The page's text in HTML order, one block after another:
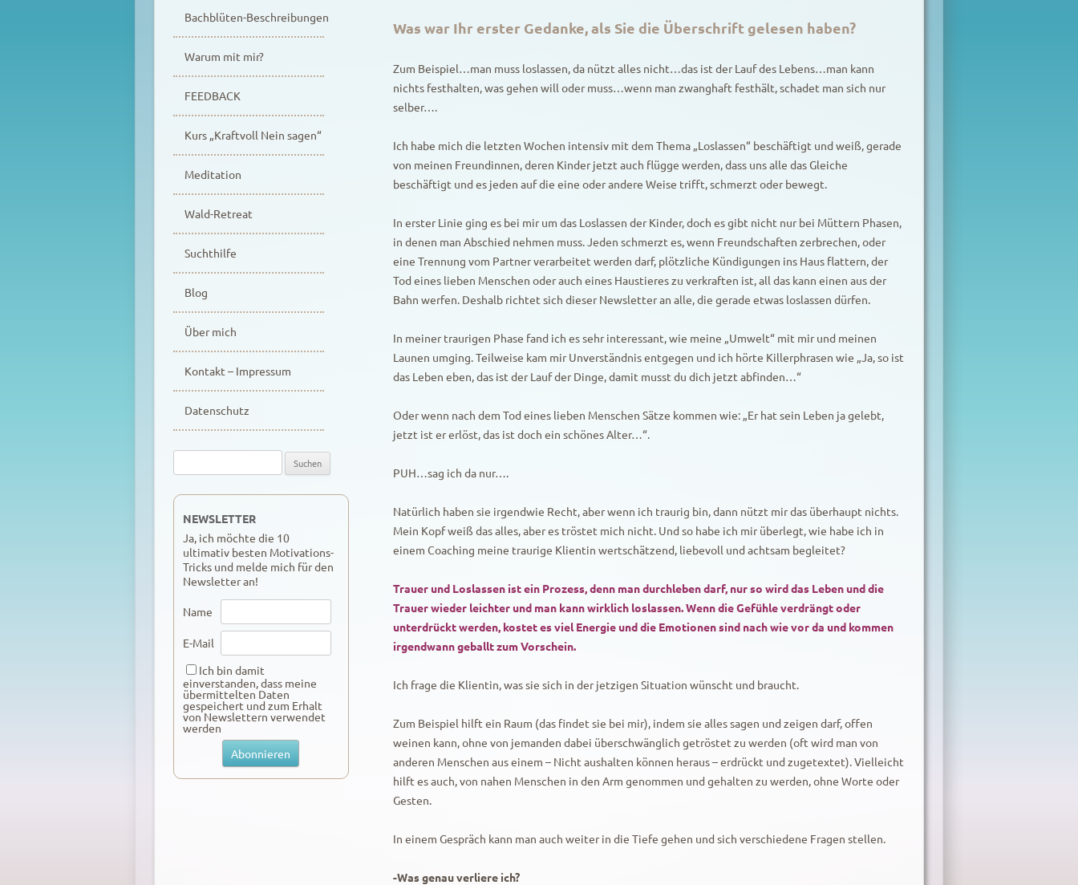
Was war Ihr erster Gedanke, als Sie die Überschrift gelesen haben?
Zum Beispiel…man muss loslassen, da nützt alles nicht…das ist der Lauf des Lebens…man kann
nichts festhalten, was gehen will oder muss…wenn man zwanghaft festhält, schadet man sich nur
selber….
Ich habe mich die letzten Wochen intensiv mit dem Thema „Loslassen“ beschäftigt und weiß, gerade
von meinen Freundinnen, deren Kinder jetzt auch flügge werden, dass uns alle das Gleiche
beschäftigt und es jeden auf die eine oder andere Weise trifft, schmerzt oder bewegt.
In erster Linie ging es bei mir um das Loslassen der Kinder, doch es gibt nicht nur bei Müttern Phasen,
in denen man Abschied nehmen muss. Jeden schmerzt es, wenn Freundschaften zerbrechen, oder
eine Trennung vom Partner verarbeitet werden darf, plötzliche Kündigungen ins Haus flattern, der
Tod eines lieben Menschen oder auch eines Haustieres zu verkraften ist, all das kann einen aus der
Bahn werfen. Deshalb richtet sich dieser Newsletter an alle, die gerade etwas loslassen dürfen.
In meiner traurigen Phase fand ich es sehr interessant, wie meine „Umwelt“ mit mir und meinen
Launen umging. Teilweise kam mir Unverständnis entgegen und ich hörte Killerphrasen wie „Ja, so ist
das Leben eben, das ist der Lauf der Dinge, damit musst du dich jetzt abfinden…“
Oder wenn nach dem Tod eines lieben Menschen Sätze kommen wie: „Er hat sein Leben ja gelebt,
jetzt ist er erlöst, das ist doch ein schönes Alter…“.
PUH…sag ich da nur….
Natürlich haben sie irgendwie Recht, aber wenn ich traurig bin, dann nützt mir das überhaupt nichts.
Mein Kopf weiß das alles, aber es tröstet mich nicht. Und so habe ich mir überlegt, wie habe ich in
einem Coaching meine traurige Klientin wertschätzend, liebevoll und achtsam begleitet?
Trauer und Loslassen ist ein Prozess, denn man durchleben darf, nur so wird das Leben und die
Trauer wieder leichter und man kann wirklich loslassen. Wenn die Gefühle verdrängt oder
unterdrückt werden, kostet es viel Energie und die Emotionen sind nach wie vor da und kommen
irgendwann geballt zum Vorschein.
Ich frage die Klientin, was sie sich in der jetzigen Situation wünscht und braucht.
Zum Beispiel hilft ein Raum (das findet sie bei mir), indem sie alles sagen und zeigen darf, offen
weinen kann, ohne von jemanden dabei überschwänglich getröstet zu werden (oft wird man von
anderen Menschen aus einem – Nicht aushalten können heraus – erdrückt und zugetextet). Vielleicht
hilft es auch, von nahen Menschen in den Arm genommen und gehalten zu werden, ohne Worte oder
Gesten.
In einem Gespräch kann man auch weiter in die Tiefe gehen und sich verschiedene Fragen stellen.
-Was genau verliere ich?
Bachblüten-Beschreibungen
Warum mit mir?
FEEDBACK
Kurs „Kraftvoll Nein sagen“
Meditation
Wald-Retreat
Suchthilfe
Blog
Über mich
Kontakt – Impressum
Datenschutz
nach:
NEWSLETTER
Ja, ich möchte die 10
ultimativ besten Motivations-
Tricks und melde mich für den
Newsletter an!
Name
E-Mail
Ich bin damit
einverstanden, dass meine
übermittelten Daten
gespeichert und zum Erhalt
von Newslettern verwendet
werden